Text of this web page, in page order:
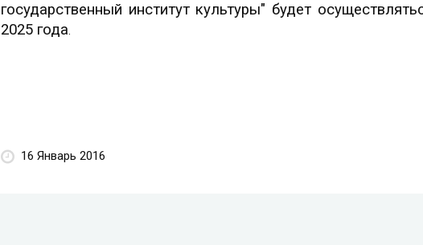
государственный институт культуры" будет
2025 года.
16 Январь 2016